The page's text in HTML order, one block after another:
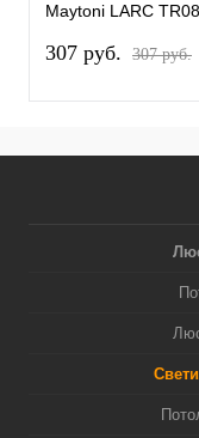
Maytoni LARC
307 pуб. 307 pуб.